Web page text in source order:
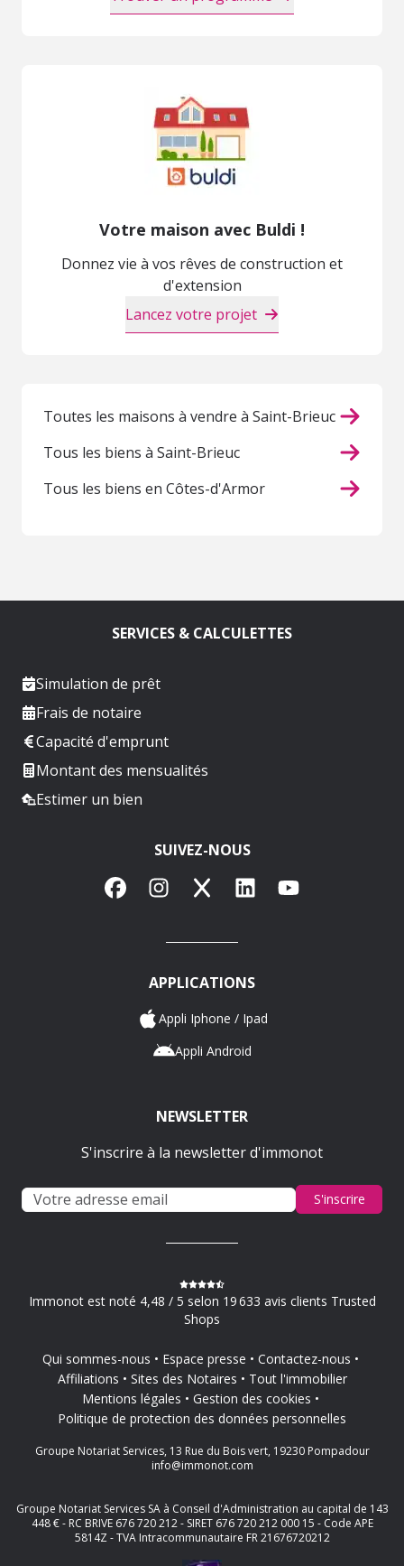
Votre maison avec Buldi !
Donnez vie à vos rêves de construction et
d'extension
Lancez votre projet
Toutes les maisons à vendre à Saint-Brieuc
Tous les biens à Saint-Brieuc
Tous les biens en Côtes-d'Armor
SERVICES & CALCULETTES
Simulation de prêt
Frais de notaire
Capacité d'emprunt
Montant des mensualités
Estimer un bien
SUIVEZ-NOUS
FacebookInstagram
X LinkedInYouTube
APPLICATIONS
Appli Iphone / Ipad
Appli Android
NEWSLETTER
S'inscrire à la newsletter d'immonot
S'inscrire
Immonot est noté 4,48 / 5 selon 19 633 avis clients Trusted
Shops
Qui sommes-nous Espace presse
Contactez-nous
Affiliations
Sites des Notaires
Tout l'immobilier
Mentions légales
Gestion des cookies
Politique de protection des données personnelles
Groupe Notariat Services, 13 Rue du Bois vert, 19230 Pompadour
info@immonot.com
Groupe Notariat Services SA à Conseil d'Administration au capital de 143
448 € - RC BRIVE 676 720 212 - SIRET 676 720 212 000 15 - Code APE
5814Z - TVA Intracommunautaire FR 21676720212